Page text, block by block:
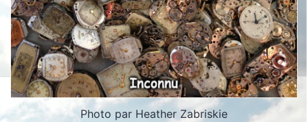
Photo par Heather Zabriskie